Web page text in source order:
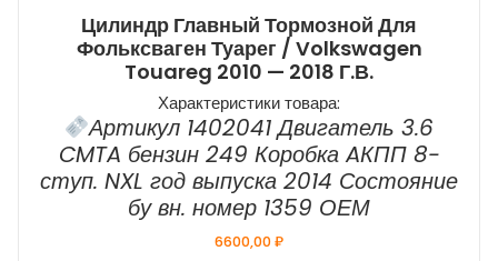
Цилиндр Главный Тормозной Для
Фольксваген Туарег / Volkswagen
Touareg 2010 — 2018 Г.в.
Характеристики товара:
Артикул 1402041 Двигатель 3.6
CMTA бензин 249 Коробка AКПП 8-
ступ. NXL год выпуска 2014 Состояние
бу вн. номер 1359 ОЕМ
6600,00₽